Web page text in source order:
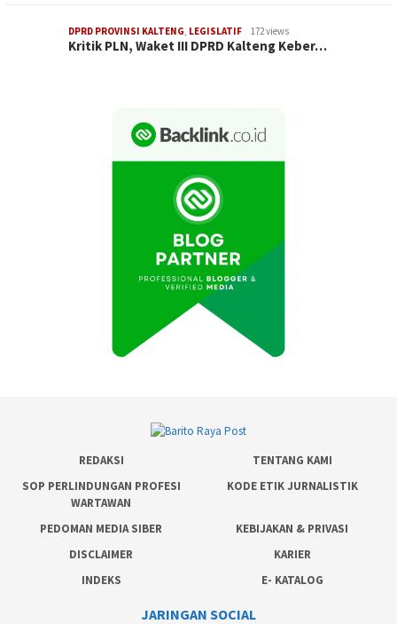
DPRD PROVINSI KALTENG LEGISLATIF 172 views
Kritik PLN, Waket III DPRD Kalteng Keber…
REDAKSI
TENTANG KAMI
SOP PERLINDUNGAN PROFESI
WARTAWAN
KODE ETIK JURNALISTIK
PEDOMAN MEDIA SIBER
KEBIJAKAN & PRIVASI
DISCLAIMER
KARIER
INDEKS
E- KATALOG
JARINGAN SOCIAL